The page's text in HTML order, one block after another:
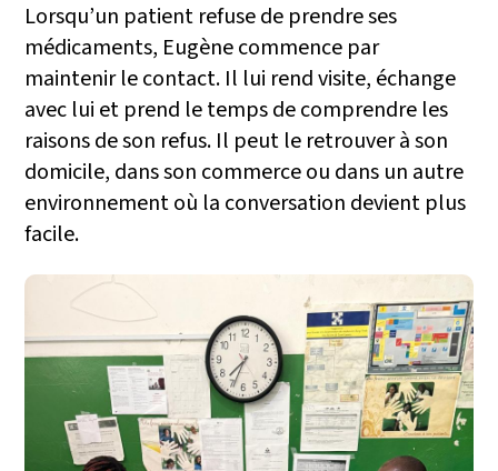
Lorsqu’un patient refuse de prendre ses
médicaments, Eugène commence par
maintenir le contact. Il lui rend visite, échange
avec lui et prend le temps de comprendre les
raisons de son refus. Il peut le retrouver à son
domicile, dans son commerce ou dans un autre
environnement où la conversation devient plus
facile.